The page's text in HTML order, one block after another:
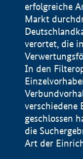
erfolgreiche
Markt
verortet, die
In den
verschiedene
geschlossen
die
Art der